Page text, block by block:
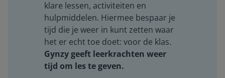
klare lessen, activiteiten en
hulpmiddelen. Hiermee bespaar je
tijd die je weer in kunt zetten waar
het er echt toe doet: voor de klas.
Gynzy geeft leerkrachten weer
tijd om les te geven.